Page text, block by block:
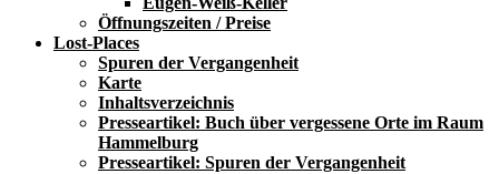
Öffnungszeiten / Preise
Lost-Places
Spuren der Vergangenheit
Karte
Inhaltsverzeichnis
Presseartikel: Buch über vergessene Orte im Raum
Hammelburg
Presseartikel: Spuren der Vergangenheit